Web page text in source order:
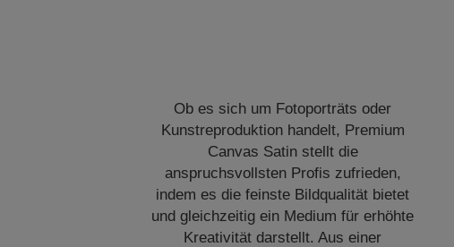
Ob es sich um Fotoporträts oder
Kunstreproduktion handelt, Premium
Canvas Satin stellt die
anspruchsvollsten Profis zufrieden,
indem es die feinste Bildqualität bietet
und gleichzeitig ein Medium für erhöhte
Kreativität darstellt. Aus einer